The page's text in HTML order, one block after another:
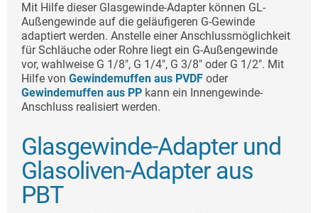
Mit Hilfe dieser Glasgewinde-Adapter können GL-
Außengewinde auf die geläufigeren G-Gewinde
adaptiert werden. Anstelle einer Anschlussmöglichkeit
für Schläuche oder Rohre liegt ein G-Außengewinde
vor, wahlweise G 1/8", G 1/4", G 3/8" oder G 1/2". Mit
Hilfe von Gewindemuffen aus PVDF oder
Gewindemuffen aus PP kann ein Innengewinde-
Anschluss realisiert werden.
Glasgewinde-Adapter und
Glasoliven-Adapter aus
PBT